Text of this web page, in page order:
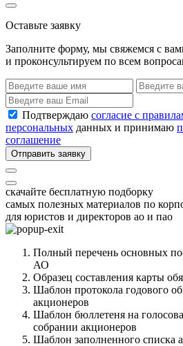
Оставьте заявку
Заполните форму, мы свяжемся с
и проконсультируем по всем
Подтверждаю согласие с
персональных данных и принимаю
соглашение
Отправить заявку
скачайте бесплатную подборку
самых полезных материалов по
для юристов и директоров ао и пао
Полный перечень основных
АО
Образец составления карты
Шаблон протокола годового
акционеров
Шаблон бюллетеня на
собрании акционеров
Шаблон заполненного